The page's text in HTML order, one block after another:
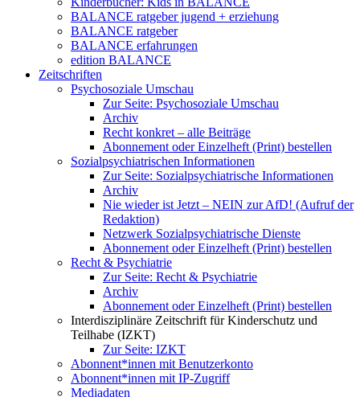
BALANCE ratgeber jugend + erziehung
BALANCE ratgeber
BALANCE erfahrungen
edition BALANCE
Zeitschriften
Psychosoziale Umschau
Zur Seite: Psychosoziale Umschau
Archiv
Recht konkret – alle Beiträge
Abonnement oder Einzelheft (Print) bestellen
Sozialpsychiatrischen Informationen
Zur Seite: Sozialpsychiatrische Informationen
Archiv
Nie wieder ist Jetzt – NEIN zur AfD! (Aufruf der
Redaktion)
Netzwerk Sozialpsychiatrische Dienste
Abonnement oder Einzelheft (Print) bestellen
Recht & Psychiatrie
Zur Seite: Recht & Psychiatrie
Archiv
Abonnement oder Einzelheft (Print) bestellen
Interdisziplinäre Zeitschrift für Kinderschutz und
Teilhabe (IZKT)
Zur Seite: IZKT
Abonnent*innen mit Benutzerkonto
Abonnent*innen mit IP-Zugriff
Mediadaten